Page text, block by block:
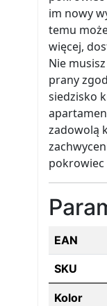
im nowy
temu
więcej,
Nie
prany
siedzisko
zadowolą
pokrowiec
EAN
SKU
Kolor